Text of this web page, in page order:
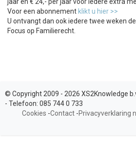
Voor een abonnement klikt u hier >>
U ontvangt dan ook iedere twee weken
Focus op Familierecht.
© Copyright 2009 - 2026 XS2Knowledge
- Telefoon: 085 744 0 733
Cookies -Contact -Privacyverklaring